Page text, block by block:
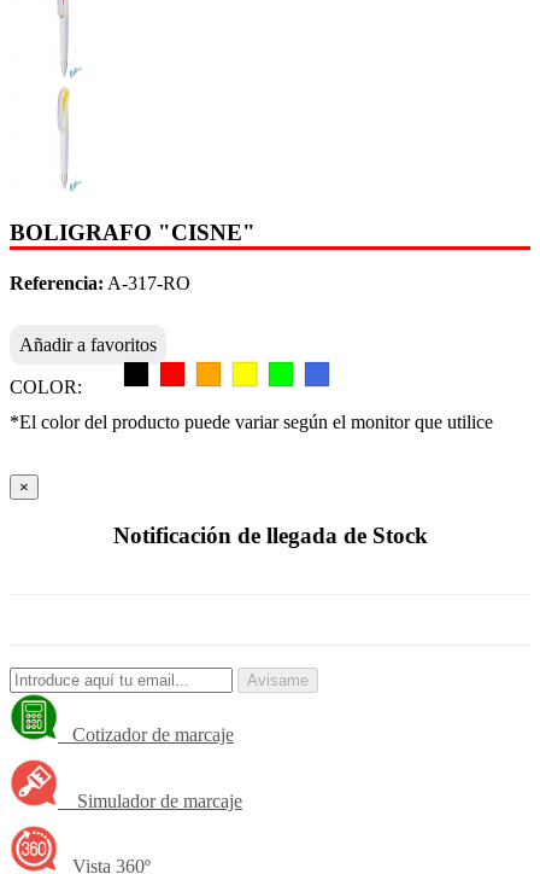
BOLIGRAFO "CISNE"
Referencia: A-317-RO
Añadir a favoritos
COLOR:
*El color del producto puede variar según el monitor que utilice
×
Notificación de llegada de Stock
Avisame
Cotizador de marcaje
Simulador de marcaje
Vista 360º